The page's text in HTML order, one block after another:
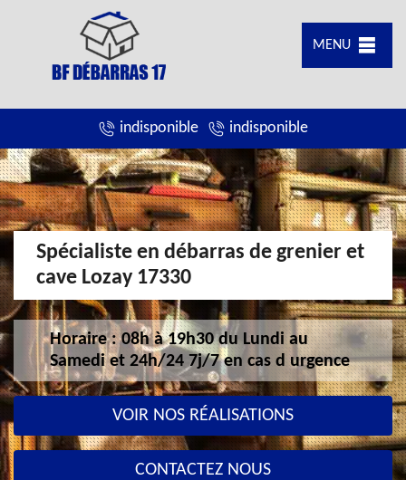
MENU
indisponible indisponible
Spécialiste en débarras de grenier et
cave Lozay 17330
Horaire : 08h à 19h30 du Lundi au
Samedi et 24h/24 7j/7 en cas d urgence
VOIR NOS RÉALISATIONS
CONTACTEZ NOUS